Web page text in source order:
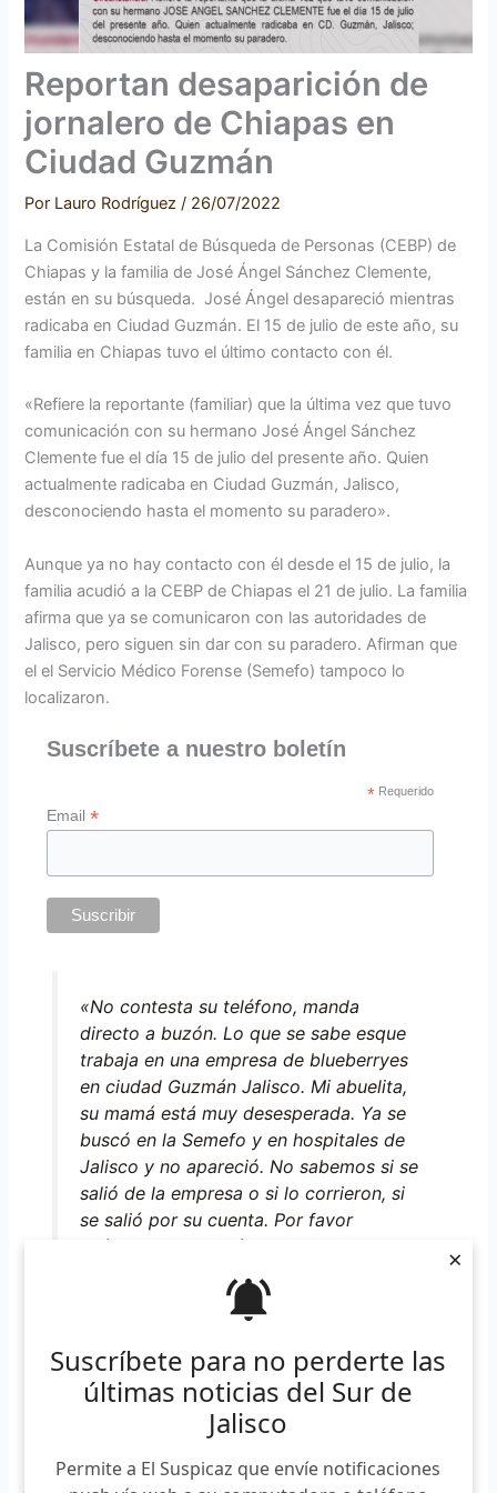
Suscríbete para no perderte las
últimas noticias del Sur de
Jalisco
Permite a El Suspicaz que envíe notificaciones
×
Reportan desaparición de
jornalero de Chiapas en
Ciudad Guzmán
Por Lauro Rodríguez/ 26/07/2022
La Comisión Estatal de Búsqueda de Personas (CEBP) de
Chiapas y la familia de José Ángel Sánchez Clemente,
están en su búsqueda. José Ángel desapareció mientras
radicaba en Ciudad Guzmán. El 15 de julio de este año, su
familia en Chiapas tuvo el último contacto con él.
«Refiere la reportante (familiar) que la última vez que tuvo
comunicación con su hermano José Ángel Sánchez
Clemente fue el día 15 de julio del presente año. Quien
actualmente radicaba en Ciudad Guzmán, Jalisco,
desconociendo hasta el momento su paradero».
Aunque ya no hay contacto con él desde el 15 de julio, la
familia acudió a la CEBP de Chiapas el 21 de julio. La familia
afirma que ya se comunicaron con las autoridades de
Jalisco, pero siguen sin dar con su paradero. Afirman que
el el Servicio Médico Forense (Semefo) tampoco lo
localizaron.
Suscríbete a nuestro boletín
* Requerido
Email*
«No contesta su teléfono, manda
directo a buzón. Lo que se sabe esque
trabaja en una empresa de blueberryes
en ciudad Guzmán Jalisco. Mi abuelita,
su mamá está muy desesperada. Ya se
buscó en la Semefo y en hospitales de
Jalisco y no apareció. No sabemos si se
salió de la empresa o si lo corrieron, si
se salió por su cuenta. Por favor
ayúdenos a que más personas sepan de
José Ángel tiene 38 años de edad, es originario de
Jiquipilas, Chiapas y actualmente radicaba en Ciudad
Guzmán luego de emigrar de su tierra para trabajar como
jornalero en los invernaderos del sur de Jalisco. Es de tez